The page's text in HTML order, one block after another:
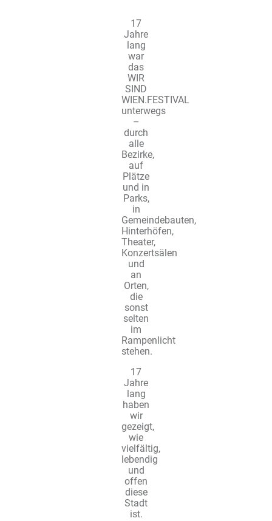
17
Jahre
lang
war
das
WIR
SIND
WIEN.FESTIVAL
unterwegs
–
durch
alle
Bezirke,
auf
Plätze
und in
Parks,
in
Gemeindebauten,
Hinterhöfen,
Theater,
Konzertsälen
und
an
Orten,
die
sonst
selten
im
Rampenlicht
stehen.
17
Jahre
lang
haben
wir
gezeigt,
wie
vielfältig,
lebendig
und
offen
diese
Stadt
ist.